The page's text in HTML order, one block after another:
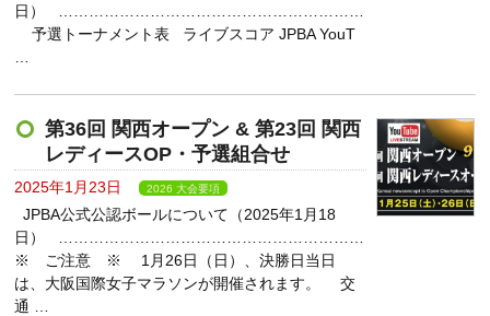
日） ……………………………………………………
予選トーナメント表 ライブスコア JPBA YouT
第36回 関西オープン & 第23回 関西
レディースOP・予選組合せ
2025年1月23日 2026 大会要項
JPBA公式公認ボールについて（2025年1月18
日） ……………………………………………………
※ ご注意 ※ 1月26日（日）、決勝日当日
は、大阪国際女子マラソンが開催されます。 交
通 …